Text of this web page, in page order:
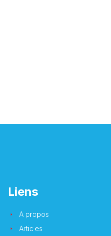
Liens
A propos
Articles